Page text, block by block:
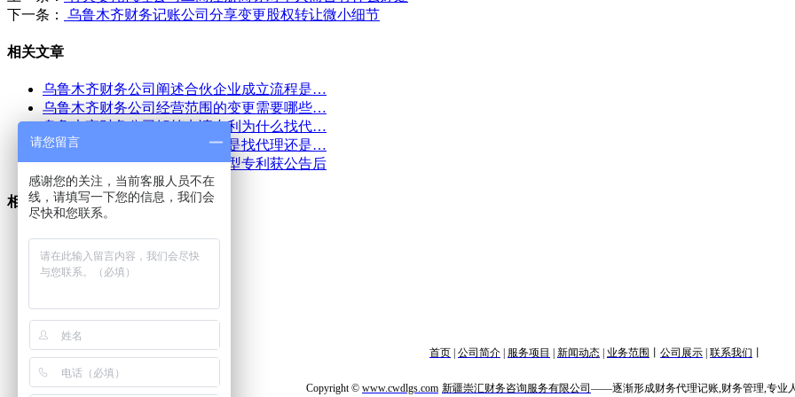
下一条：
乌鲁木齐财务记账公司分享变更股权转让微小细节
相关文章
乌鲁木齐财务公司阐述合伙企业成立流程是…
乌鲁木齐财务公司经营范围的变更需要哪些…
乌鲁木齐财务公司解答申请专利为什么找代…
乌鲁木齐财务公司浅分析一般是找代理还是…
乌鲁木齐财务公司提供实用新型专利获公告后
相关产品
乌鲁木齐代办执照公司
乌鲁木齐执照代办
乌鲁木齐执照代办价格
乌鲁木齐代办执照
首页 公司简介 服务项目 新闻动态 业务范围 公司展示 联系我们
Copyright © www.cwdlgs.com 新疆崇汇财务咨询服务有限公司 ——逐渐形成财务代理记账,财务管理,专业
请您留言
感谢您的关注，当前客服人员不在
线，请填写一下您的信息，我们会
尽快和您联系。